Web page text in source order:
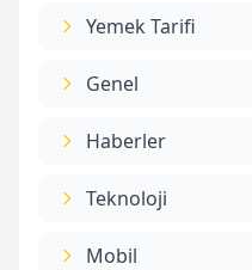
Yemek Tarifi
Genel
Haberler
Teknoloji
Mobil